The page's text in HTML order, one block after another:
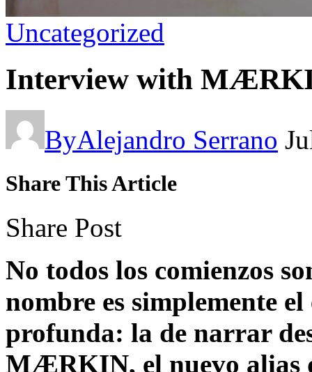
Uncategorized
Interview with
ByAlejandro Serrano
Share This Article
Share Post
No todos los comienzos
nombre es simplemente
profunda: la de narrar
MÆRKIN, el nuevo alias